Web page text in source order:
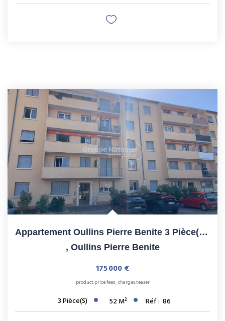
Appartement Oullins Pierre Benite 3 Pièce(s) 51.93 M2
, Oullins Pierre Benite
175 000 €
product.price.fees_charges.teaser
3Pièce(s) 52M² Réf : 86